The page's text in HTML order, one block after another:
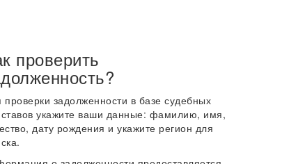
проверить
проверки задолженности в базе судебных
укажите ваши данные: фамилию, имя,
дату рождения и укажите регион для